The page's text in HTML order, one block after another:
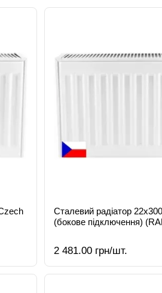
Сталевий радіатор
(бокове підключення)
2 481.00 грн/шт.